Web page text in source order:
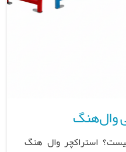
وال‌هنگ
استراکچر وال هنگ